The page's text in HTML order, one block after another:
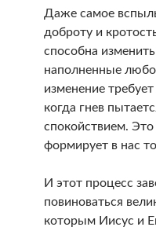
Даже самое
доброту и
способна
наполненные
изменение
когда гнев
спокойствием.
формирует в нас
И этот процесс
повиноваться
которым Иисус и